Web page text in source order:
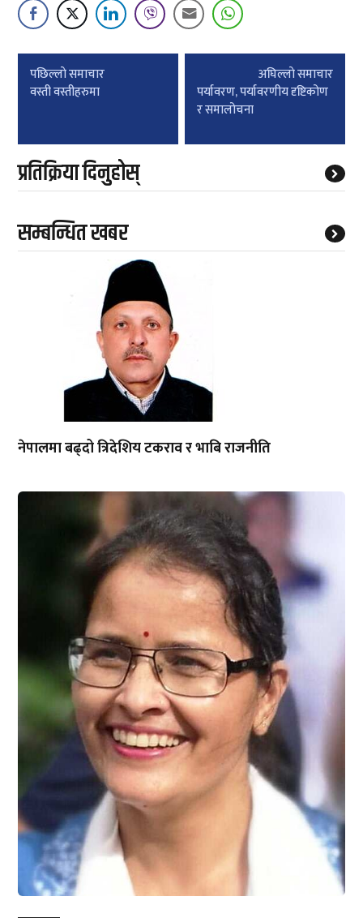
Post
navigation
पछिल्लाे समाचार
वस्ती वस्तीहरुमा
अघिल्लाे समाचार
पर्यावरण, पर्यावरणीय दृष्टिकोण
र समालोचना
प्रतिक्रिया दिनुहोस्
सम्बन्धित खबर
नेपालमा बढ्दो त्रिदेशिय टकराव र भाबि राजनीति